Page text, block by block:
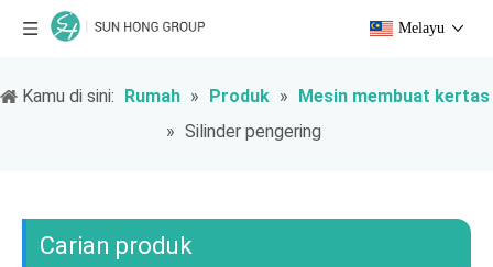
Melayu
Kamu di sini: Rumah » Produk » Mesin membuat kertas
» Silinder pengering
Carian produk